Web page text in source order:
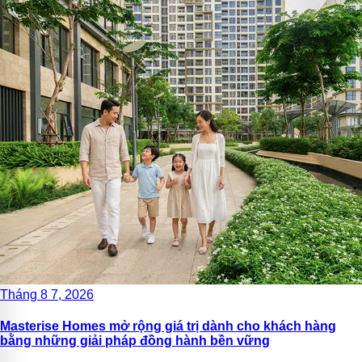
Tháng 8 7, 2026
Masterise Homes mở rộng giá trị dành cho khách hàng
bằng những giải pháp đồng hành bền vững